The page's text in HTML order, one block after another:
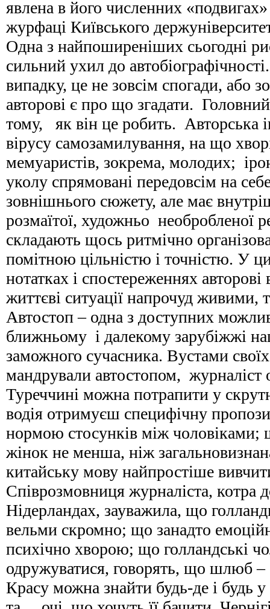
явлена в його численних
журфаці Київського
Одна з найпоширеніших сьогодні
сильний ухил до
випадку, це не зовсім спогади, або
авторові є про що згадати.
тому, як він це робить. Авторська
вірусу самозамилування, на що
мемуаристів, зокрема, молодих;
уколу спрямовані передовсім на
зовнішнього сюжету, але має
розмаїтої, художньо необробленої
складають щось ритмічно
помітною цільністю і точністю. У
нотатках і спостереженнях авторові
життєві ситуації напрочуд
Автостоп – одна з доступних
ближньому і далекому зарубіжжі
заможного сучасника. Вустами
мандрували автостопом, журналіст
Туреччині можна потрапити у
водія отримуєш специфічну
нормою стосунків між чоловіками;
жінок не менша, ніж
китайську мову найпростіше
Співрозмовниця журналіста, котра
Нідерландах, зауважила, що
вельми скромно; що занадто
психічно хворою; що голландські
одружуватися, говорять, що шлюб –
Красу можна знайти будь-де і будь